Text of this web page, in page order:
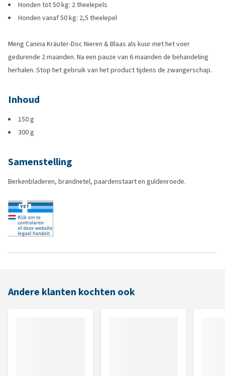
Honden tot 50 kg: 2 theelepels
Honden vanaf 50 kg: 2,5 theelepel
Meng Canina Kräuter-Doc Nieren & Blaas als kuur met het voer
gedurende 2 maanden. Na een pauze van 6 maanden de behandeling
herhalen. Stop het gebruik van het product tijdens de zwangerschap.
Inhoud
150 g
300 g
Samenstelling
Berkenbladeren, brandnetel, paardenstaart en guldenroede.
Andere klanten kochten ook